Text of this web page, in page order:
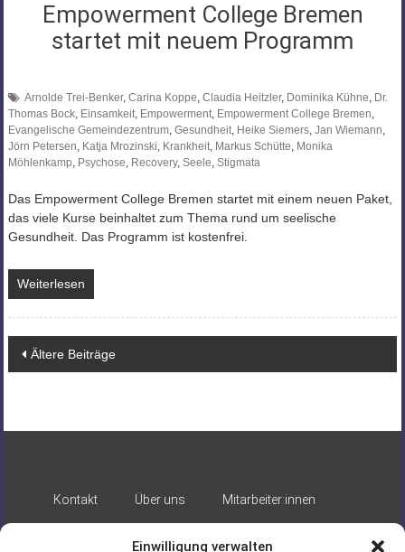
Einwilligung verwalten
Empowerment College Bremen
startet mit neuem Programm
Arnolde Trei-Benker, Carina Koppe, Claudia Heitzler, Dominika Kühne, Dr.
Thomas Bock, Einsamkeit, Empowerment, Empowerment College Bremen,
Evangelische Gemeindezentrum, Gesundheit, Heike Siemers, Jan Wiemann,
Jörn Petersen, Katja Mrozinski, Krankheit, Markus Schütte, Monika
Möhlenkamp, Psychose, Recovery, Seele, Stigmata
Das Empowerment College Bremen startet mit einem neuen Paket,
das viele Kurse beinhaltet zum Thema rund um seelische
Gesundheit. Das Programm ist kostenfrei.
Weiterlesen
Beitragsnavigation
Ältere Beiträge
Kontakt Über uns
Mitarbeiter:innen